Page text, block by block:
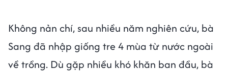
Không nản chí, sau nhiều năm nghiên cứu, bà
Sang đã nhập giống tre 4 mùa từ nước ngoài
về trồng. Dù gặp nhiều khó khăn ban đầu, bà